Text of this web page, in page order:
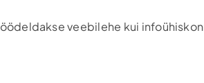
veebilehe kui